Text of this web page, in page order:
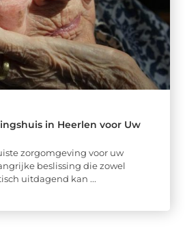
in Heerlen voor Uw
zorgomgeving voor uw
beslissing die zowel
uitdagend kan ...